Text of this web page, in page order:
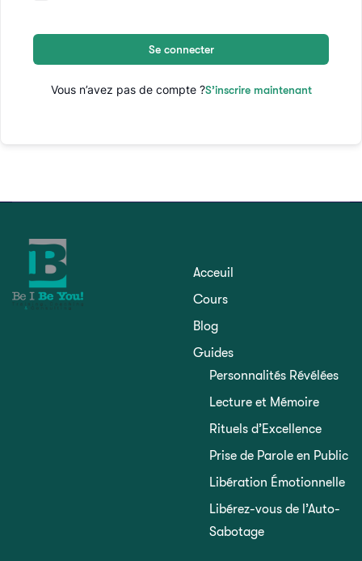
Se connecter
Vous n’avez pas de compte ?S’inscrire maintenant
Acceuil
Cours
Blog
Guides
Personnalités Révélées
Lecture et Mémoire
Rituels d’Excellence
Prise de Parole en Public
Libération Émotionnelle
Libérez-vous de l’Auto-
Sabotage